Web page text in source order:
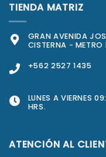
TIENDA MATRIZ
GRAN AVENIDA
CISTERNA - METRO
+562 2527 1435
LUNES A VIERNES
HRS.
ATENCIÓN AL